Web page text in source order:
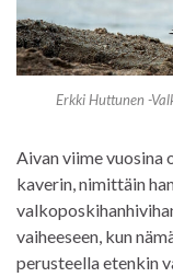
Erkki Huttunen -
Aivan viime vuosina
kaverin, nimittäin
vaiheeseen, kun
perusteella etenkin